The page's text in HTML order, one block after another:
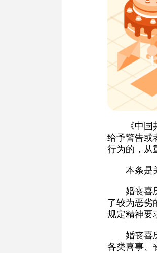
《中
给予警告或
行为的，从
本条是
婚丧喜
了较为恶劣
规定精神要
婚丧喜
各类喜事、